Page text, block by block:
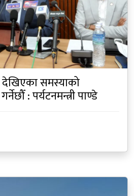
समस्याको
: पर्यटनमन्त्री पाण्डे